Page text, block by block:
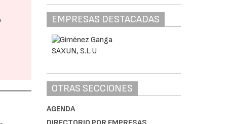
EMPRESAS DESTACADAS
OTRAS SECCIONES
AGENDA